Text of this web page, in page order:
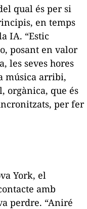
qual és per si
en temps
IA. “Estic
posant en valor
les seves hores
música arribi,
orgànica, que és
per fer
York, el
amb
perdre. “Aniré